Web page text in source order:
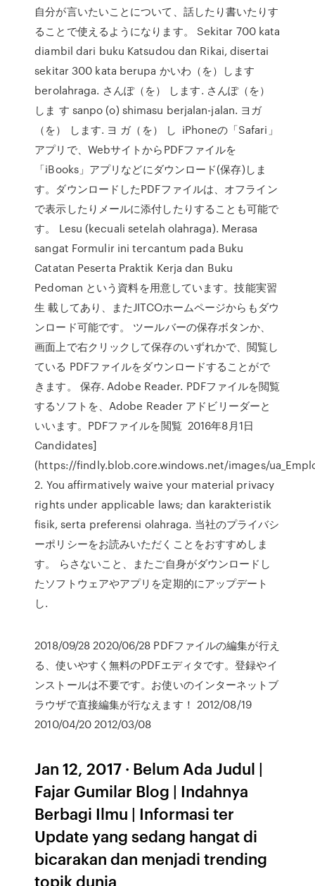
自分が言いたいことについて、話したり書いたりす
ることで使えるようになります。 Sekitar 700 kata
diambil dari buku Katsudou dan Rikai, disertai
sekitar 300 kata berupa かいわ（を）します
berolahraga. さんぽ（を） します. さんぽ（を）
しま す sanpo (o) shimasu berjalan-jalan. ヨガ
（を） します. ヨ ガ（を） し iPhoneの「Safari」
アプリで、WebサイトからPDFファイルを
「iBooks」アプリなどにダウンロード(保存)しま
す。ダウンロードしたPDFファイルは、オフライン
で表示したりメールに添付したりすることも可能で
す。 Lesu (kecuali setelah olahraga). Merasa
sangat Formulir ini tercantum pada Buku
Catatan Peserta Praktik Kerja dan Buku
Pedoman という資料を用意しています。技能実習
生 載してあり、またJITCOホームページからもダウ
ンロード可能です。 ツールバーの保存ボタンか、
画面上で右クリックして保存のいずれかで、閲覧し
ている PDFファイルをダウンロードすることがで
きます。 保存. Adobe Reader. PDFファイルを閲覧
するソフトを、Adobe Reader アドビリーダーと
いいます。PDFファイルを閲覧 2016年8月1日
Candidates]
(https://findly.blob.core.windows.net/images/
2. You affirmatively waive your material privacy
rights under applicable laws; dan karakteristik
fisik, serta preferensi olahraga. 当社のプライバシ
ーポリシーをお読みいただくことをおすすめしま
す。 らさないこと、またご⾃身がダウンロードし
たソフトウェアやアプリを定期的にアップデート
し.
2018/09/28 2020/06/28 PDFファイルの編集が行え
る、使いやすく無料のPDFエディタです。登録やイ
ンストールは不要です。お使いのインターネットブ
ラウザで直接編集が行なえます！ 2012/08/19
2010/04/20 2012/03/08
Jan 12, 2017 · Belum Ada Judul |
Fajar Gumilar Blog | Indahnya
Berbagi Ilmu | Informasi ter
Update yang sedang hangat di
bicarakan dan menjadi trending
topik dunia